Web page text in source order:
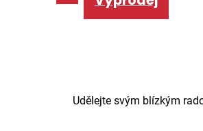
Udělejte svým blízkým